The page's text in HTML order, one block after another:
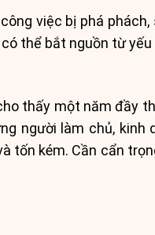
việc bị phá
thể bắt nguồn từ
thấy một năm đầy
người làm chủ, kinh
tốn kém. Cần cẩn